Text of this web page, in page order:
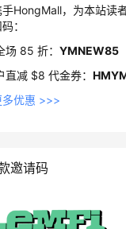
HongMall，为本站读
：
85 折： YMNEW85
直减 $8 代金券：
多优惠 >>>
邀请码